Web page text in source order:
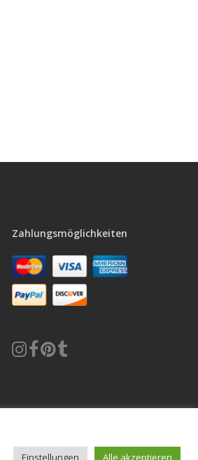
Zahlungsmöglichkeiten
Datenschutzerklärung Cookie-Richtlinie
Einstellungen Alle akzeptieren